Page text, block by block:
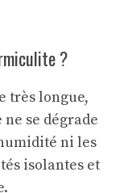
?
très longue,
se dégrade
ni les
isolantes et